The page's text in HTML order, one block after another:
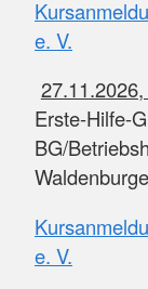
e. V.
Erste-Hilfe-
BG/
e. V.